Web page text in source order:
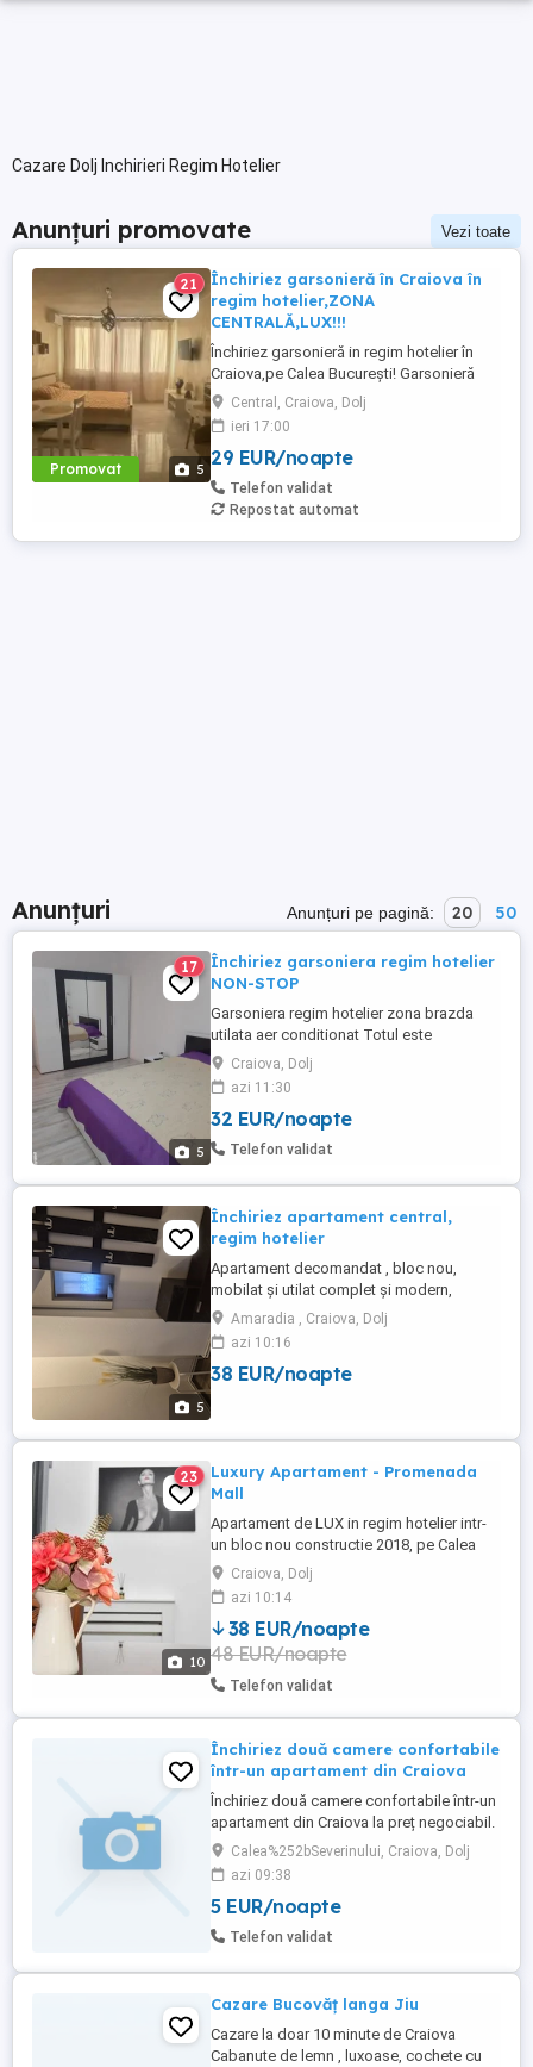
Cazare Dolj Inchirieri Regim Hotelier
Anunțuri promovate Vezi toate
Promovat 5
21
Închiriez garsonieră în Craiova în
regim hotelier,ZONA
CENTRALĂ,LUX!!!
Închiriez garsonieră in regim hotelier în
Craiova,pe Calea București! Garsonieră
este renovată recent și este complet
mobilată și echipată cu AC,WI-Fi,smart TV
cu programe tv,pat de 1,60 200cm cu
saltea cu spumă de memorie,bucătărie
echipată cu plita electrică,hotă,frigider cu
congelator,cafetiera,prăjitor ...
Central, Craiova, Dolj
ieri 17:00
29 EUR/noapte
Telefon validat
Repostat automat
Anunțuri Anunțuri pe pagină: 20 50
5
17
Închiriez garsoniera regim hotelier
NON-STOP
Garsoniera regim hotelier zona brazda
utilata aer conditionat Totul este
impecabil Rog seriozitate Garsoniera este
recent renovata Exclus excorte !
Craiova, Dolj
azi 11:30
32 EUR/noapte
Telefon validat
5
Închiriez apartament central,
regim hotelier
Apartament decomandat , bloc nou,
mobilat și utilat complet și modern,
centrala, wifi, situat central lângă Penny
Amaradia. Pret 200 ron noapte
Amaradia , Craiova, Dolj
azi 10:16
38 EUR/noapte
10
23
Luxury Apartament - Promenada
Mall
Apartament de LUX in regim hotelier intr-
un bloc nou constructie 2018, pe Calea
Severinului, vizavi de Promenada Mall.
Apartamentul a fost renovat complet in
anul 2025. Un apartament pentru oamenii
pretentiosi si care doresc curatenie si
calitate! Dotari: - Aer conditionat - Frigider
- Cuptor cu microunde - ...
Craiova, Dolj
azi 10:14
38 EUR/noapte
48 EUR/noapte
Telefon validat
Închiriez două camere confortabile
într-un apartament din Craiova
Închiriez două camere confortabile într-un
apartament din Craiova la preț negociabil.
Pozele le voi trimite pe Whats App, după
ce voi fi sunat și pentru cine este interesat.
Relații la numărul de telefon . .
Calea%252bSeverinului, Craiova, Dolj
azi 09:38
5 EUR/noapte
Telefon validat
Cazare Bucovăț langa Jiu
Cazare la doar 10 minute de Craiova
Cabanute de lemn , luxoase, cochete cu